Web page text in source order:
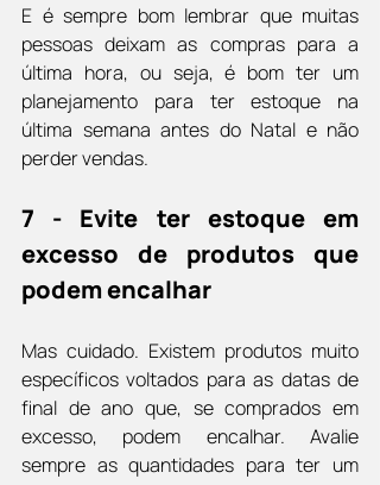
E é sempre bom lembrar que muitas
pessoas deixam as compras para a
última hora, ou seja, é bom ter um
planejamento para ter estoque na
última semana antes do Natal e não
perder vendas.
7 - Evite ter estoque em
excesso de produtos que
podem encalhar
Mas cuidado. Existem produtos muito
específicos voltados para as datas de
final de ano que, se comprados em
excesso, podem encalhar. Avalie
sempre as quantidades para ter um